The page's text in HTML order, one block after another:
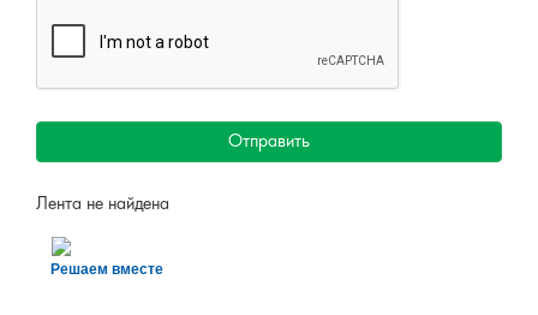
Отправить
Лента не найдена
Решаем вместе